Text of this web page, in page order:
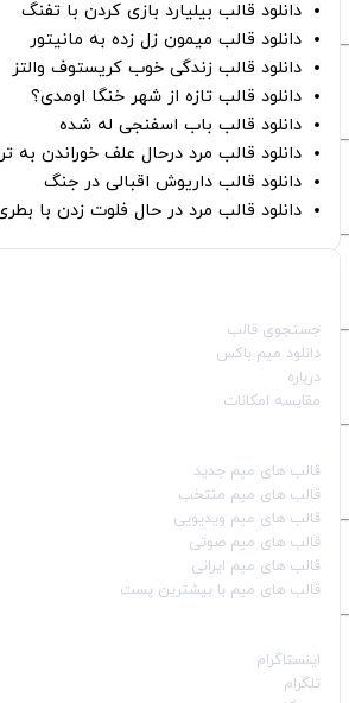
دانلود قالب بیلیارد بازی کردن با تفنگ
دانلود قالب میمون زل زده به مانیتور
دانلود قالب زندگی خوب کریستوف والتز
دانلود قالب تازه از شهر خنگا اومدی؟
دانلود قالب باب اسفنجی له شده
دانلود قالب مرد درحال علف خوراندن به
دانلود قالب داریوش اقبالی در جنگ
دانلود قالب مرد در حال فلوت زدن با
جستجوی قالب
دانلود میم باکس
درباره
مقایسه امکانات
قالب‌ های میم جدید
قالب‌ های میم منتخب
قالب‌ های میم ویدیویی
قالب‌ های میم صوتی
قالب‌ های میم ایرانی
قالب‌ های میم با بیشترین پست
اینستاگرام
تلگرام